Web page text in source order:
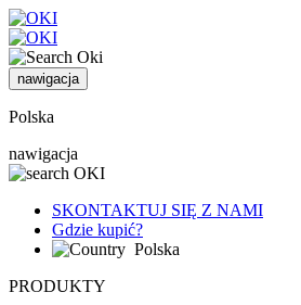
nawigacja
Polska
nawigacja
SKONTAKTUJ SIĘ Z NAMI
Gdzie kupić?
Polska
PRODUKTY